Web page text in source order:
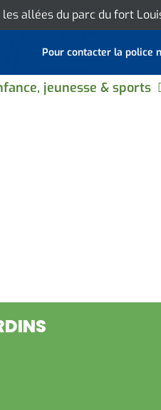
allées du parc du fort
Pour contacter la police
jeunesse & sports